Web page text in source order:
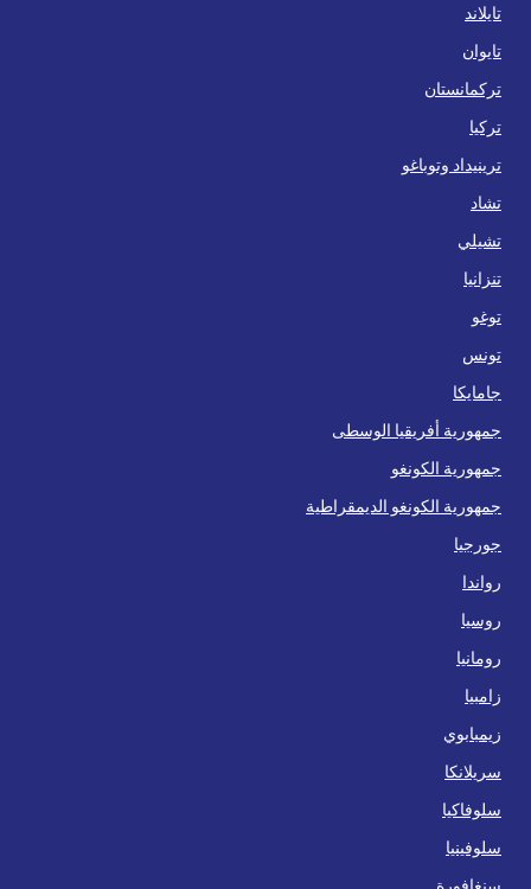
تايلاند
تايوان
تركمانستان
تركيا
ترينيداد وتوباغو
تشاد
تشيلي
تنزانيا
توغو
تونس
جامايكا
جمهورية أفريقيا الوسطى
جمهورية الكونغو
جمهورية الكونغو الديمقراطية
جورجيا
رواندا
روسيا
رومانيا
زامبيا
زيمبابوي
سريلانكا
سلوفاكيا
سلوفينيا
سنغافورة